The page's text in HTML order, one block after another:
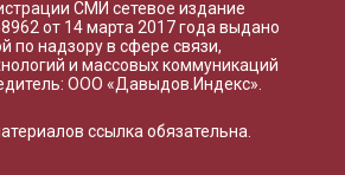
СМИ сетевое издание
от 14 марта 2017 года выдано
по надзору в сфере связи,
и массовых коммуникаций
ООО «Давыдов.Индекс».
ссылка обязательна.